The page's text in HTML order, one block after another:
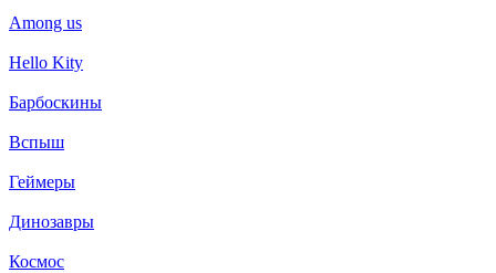
Among us
Hello Kity
Барбоскины
Вспыш
Геймеры
Динозавры
Космос